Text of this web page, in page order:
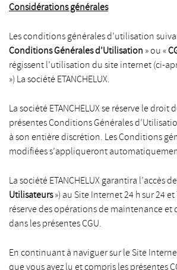
Considérations générales
Les conditions générales d’utilisation
Conditions Générales d’Utilisation » ou «
régissent l’utilisation du site internet (ci-
») La société ETANCHELUX.
La société ETANCHELUX se réserve le droit
présentes Conditions Générales
à son entière discrétion. Les Conditions
modifiées s’appliqueront
La société ETANCHELUX garantira l’accès
Utilisateurs») au Site Internet 24 h sur 24
réserve des opérations de maintenance et
dans les présentes CGU.
En continuant à naviguer sur le Site
que vous avez lu et compris les présentes